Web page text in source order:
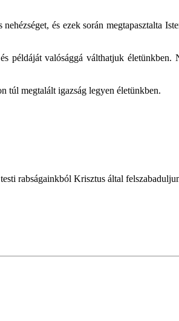
és ezek során megtapasztalta
példáját valósággá válthatjuk
túl megtalált igazság legyen életünkben.
rabságainkból Krisztus által